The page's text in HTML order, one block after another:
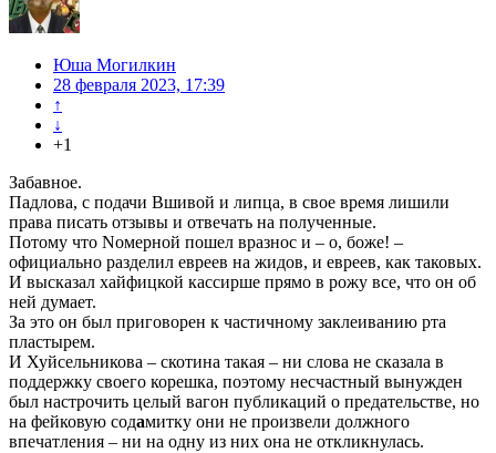
Юша Могилкин
28 февраля 2023, 17:39
↑
↓
+1
Забавное.
Падлова, с подачи Вшивой и липца, в свое время лишили
права писать отзывы и отвечать на полученные.
Потому что Nомерной пошел вразнос и – о, боже! –
официально разделил евреев на жидов, и евреев, как таковых.
И высказал хайфицкой кассирше прямо в рожу все, что он об
ней думает.
За это он был приговорен к частичному заклеиванию рта
пластырем.
И Хуйсельникова – скотина такая – ни слова не сказала в
поддержку своего корешка, поэтому несчастный вынужден
был настрочить целый вагон публикаций о предательстве, но
на фейковую содамитку они не произвели должного
впечатления – ни на одну из них она не откликнулась.